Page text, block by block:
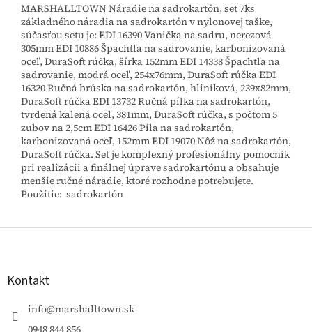
MARSHALLTOWN Náradie na sadrokartón, set 7ks
základného náradia na sadrokartón v nylonovej taške,
súčasťou setu je: EDI 16390 Vanička na sadru, nerezová
305mm EDI 10886 Špachtľa na sadrovanie, karbonizovaná
oceľ, DuraSoft rúčka, šírka 152mm EDI 14338 Špachtľa na
sadrovanie, modrá oceľ, 254x76mm, DuraSoft rúčka EDI
16320 Ručná brúska na sadrokartón, hliníková, 239x82mm,
DuraSoft rúčka EDI 13732 Ručná pílka na sadrokartón,
tvrdená kalená oceľ, 381mm, DuraSoft rúčka, s počtom 5
zubov na 2,5cm EDI 16426 Píla na sadrokartón,
karbonizovaná oceľ, 152mm EDI 19070 Nôž na sadrokartón,
DuraSoft rúčka. Set je komplexný profesionálny pomocník
pri realizácii a finálnej úprave sadrokartónu a obsahuje
menšie ručné náradie, ktoré rozhodne potrebujete.
Použitie: sadrokartón
Z
Kontakt
info@marshalltown.sk
0948 844 856